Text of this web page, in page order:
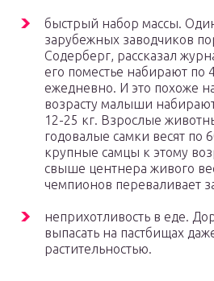
быстрый набор массы.
зарубежных заводчиков
Содерберг, рассказал
его поместье набирают по
ежедневно. И это похоже
возрасту малыши
12-25 кг. Взрослые
годовалые самки весят по
крупные самцы к этому
свыше центнера живого
чемпионов переваливает
неприхотливость в еде.
выпасать на пастбищах
растительностью.